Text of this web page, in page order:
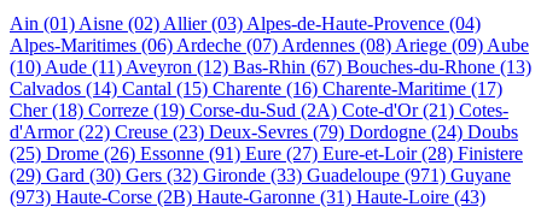
Ain (01) Aisne (02) Allier(03) Alpes-de-Haute-Provence (04)
Alpes-Maritimes (06) Ardeche (07) Ardennes (08) Ariege (09) Aube
(10) Aude (11) Aveyron (12) Bas-Rhin (67) Bouches-du-Rhone (13)
Calvados (14) Cantal (15) Charente (16) Charente-Maritime (17)
Cher(18) Correze (19) Corse-du-Sud (2A) Cote-d'Or(21) Cotes-
d'Armor(22) Creuse (23) Deux-Sevres (79) Dordogne (24) Doubs
(25) Drome (26) Essonne (91) Eure (27) Eure-et-Loir(28) Finistere
(29) Gard (30) Gers (32) Gironde (33) Guadeloupe (971) Guyane
(973) Haute-Corse (2B) Haute-Garonne (31) Haute-Loire (43)